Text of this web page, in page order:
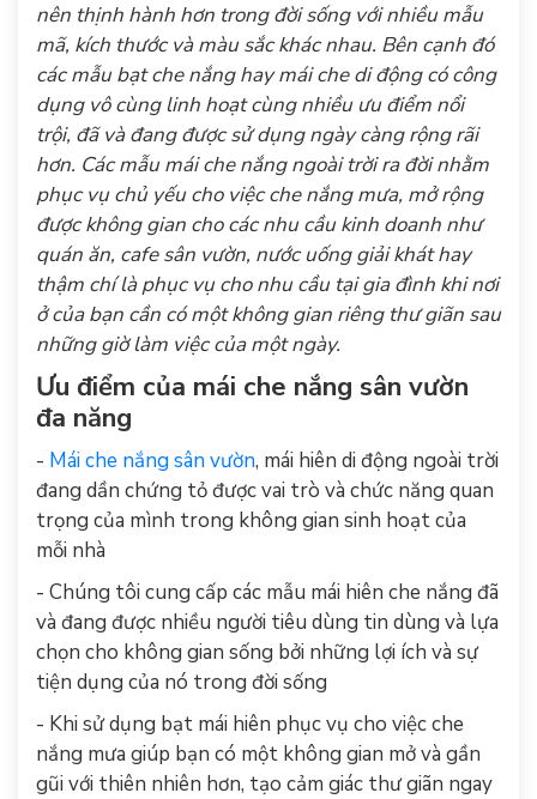
nên thịnh hành hơn trong đời sống với nhiều mẫu
mã, kích thước và màu sắc khác nhau. Bên cạnh đó
các mẫu bạt che nắng hay mái che di động có công
dụng vô cùng linh hoạt cùng nhiều ưu điểm nổi
trội, đã và đang được sử dụng ngày càng rộng rãi
hơn. Các mẫu mái che nắng ngoài trời ra đời nhằm
phục vụ chủ yếu cho việc che nắng mưa, mở rộng
được không gian cho các nhu cầu kinh doanh như
quán ăn, cafe sân vườn, nước uống giải khát hay
thậm chí là phục vụ cho nhu cầu tại gia đình khi nơi
ở của bạn cần có một không gian riêng thư giãn sau
những giờ làm việc của một ngày.
Ưu điểm của mái che nắng sân vườn
đa năng
- Mái che nắng sân vườn, mái hiên di động ngoài trời
đang dần chứng tỏ được vai trò và chức năng quan
trọng của mình trong không gian sinh hoạt của
mỗi nhà
- Chúng tôi cung cấp các mẫu mái hiên che nắng đã
và đang được nhiều người tiêu dùng tin dùng và lựa
chọn cho không gian sống bởi những lợi ích và sự
tiện dụng của nó trong đời sống
- Khi sử dụng bạt mái hiên phục vụ cho việc che
nắng mưa giúp bạn có một không gian mở và gần
gũi với thiên nhiên hơn, tạo cảm giác thư giãn ngay